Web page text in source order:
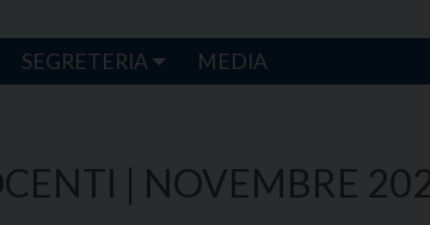
SEGRETERIA MEDIA
| NOVEMBRE